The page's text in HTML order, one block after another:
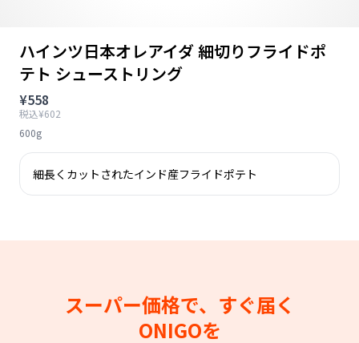
ハインツ日本オレアイダ 細切りフライドポ
テト シューストリング
¥558
税込¥602
600g
細長くカットされたインド産フライドポテト
スーパー価格で、すぐ届く
ONIGOを